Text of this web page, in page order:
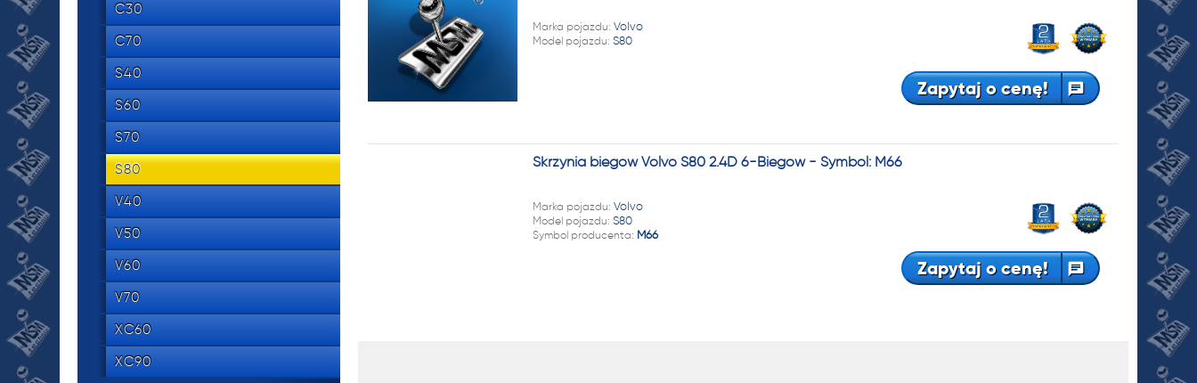
tel.534 822 222
NR 1 NA RYNKU W REGENERACJI
manualnych i automatycznych
skrzyń biegów, reduktorów
oraz dyferencjałów!
C30
C70
S40
S60
S70
S80
V40
V50
V60
V70
XC60
XC90
Marka pojazdu: Volvo
Model pojazdu: S80
Zapytaj o cenę!
Skrzynia biegów Volvo S80 2.4D 6-Biegów - Symbol: M66
Marka pojazdu: Volvo
Model pojazdu: S80
Symbol producenta: M66
Zapytaj o cenę!